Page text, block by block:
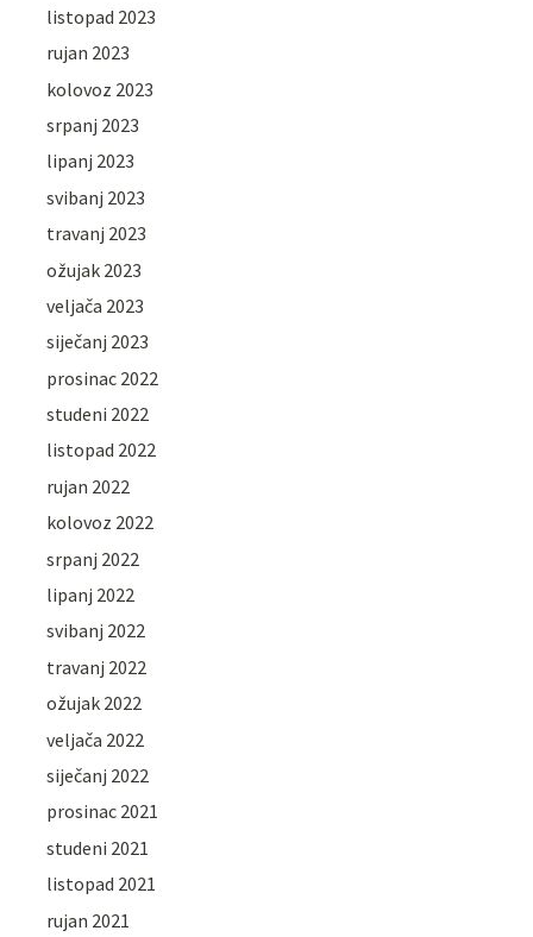
listopad 2023
rujan 2023
kolovoz 2023
srpanj 2023
lipanj 2023
svibanj 2023
travanj 2023
ožujak 2023
veljača 2023
siječanj 2023
prosinac 2022
studeni 2022
listopad 2022
rujan 2022
kolovoz 2022
srpanj 2022
lipanj 2022
svibanj 2022
travanj 2022
ožujak 2022
veljača 2022
siječanj 2022
prosinac 2021
studeni 2021
listopad 2021
rujan 2021